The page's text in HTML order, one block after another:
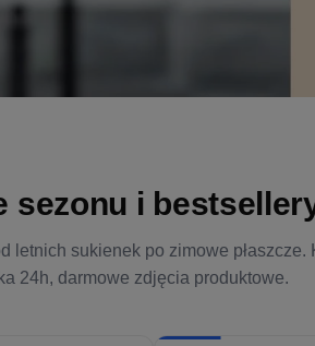
i
letnich sukienek po zimowe płaszcze.
24h, darmowe zdjęcia produktowe.